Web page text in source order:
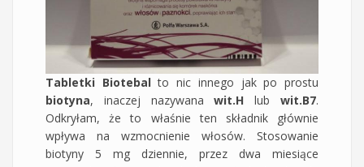
Tabletki Biotebalto nic innego jak po prostu
biotyna, inaczej nazywanawit.H lubwit.B7.
Odkryłam, że to właśnie ten składnik głównie
wpływa na wzmocnienie włosów. Stosowanie
biotyny 5 mg dziennie, przez dwa miesiące